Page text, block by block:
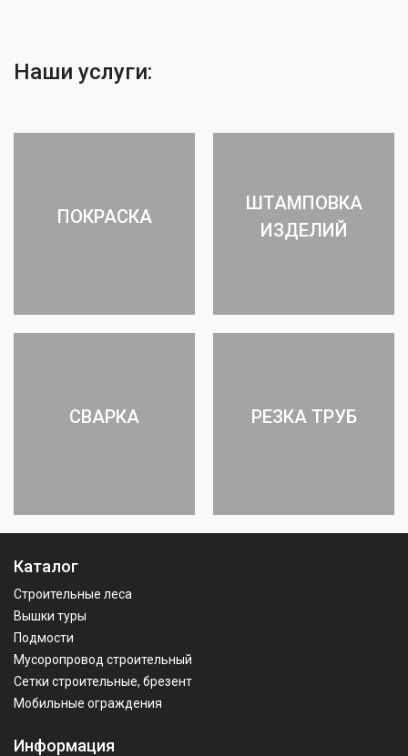
Наши услуги:
ПОКРАСКА
ШТАМПОВКА
ИЗДЕЛИЙ
СВАРКА РЕЗКА ТРУБ
Каталог
Строительные леса
Вышки туры
Подмости
Мусоропровод строительный
Сетки строительные, брезент
Мобильные ограждения
Информация